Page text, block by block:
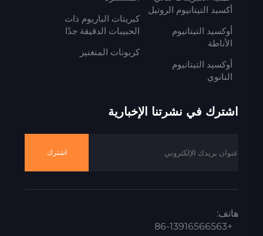
أكسيد التيتانيوم الروتيل
أوكسيد التيتانيوم
الأناطة
أوكسيد التيتانيوم
النانوي
كبريتات الباريوم ذات
الحبيبات الدقيقة جدًا
كربونات المنغنيز
اشترك في نشرتنا الإخبارية
اشترك
هاتف:
+86-13916566563